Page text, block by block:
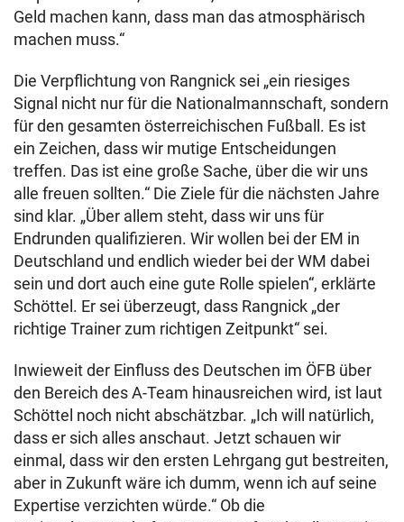
Geld machen kann, dass man das atmosphärisch
machen muss.“
Die Verpflichtung von Rangnick sei „ein riesiges
Signal nicht nur für die Nationalmannschaft, sondern
für den gesamten österreichischen Fußball. Es ist
ein Zeichen, dass wir mutige Entscheidungen
treffen. Das ist eine große Sache, über die wir uns
alle freuen sollten.“ Die Ziele für die nächsten Jahre
sind klar. „Über allem steht, dass wir uns für
Endrunden qualifizieren. Wir wollen bei der EM in
Deutschland und endlich wieder bei der WM dabei
sein und dort auch eine gute Rolle spielen“, erklärte
Schöttel. Er sei überzeugt, dass Rangnick „der
richtige Trainer zum richtigen Zeitpunkt“ sei.
Inwieweit der Einfluss des Deutschen im ÖFB über
den Bereich des A-Team hinausreichen wird, ist laut
Schöttel noch nicht abschätzbar. „Ich will natürlich,
dass er sich alles anschaut. Jetzt schauen wir
einmal, dass wir den ersten Lehrgang gut bestreiten,
aber in Zukunft wäre ich dumm, wenn ich auf seine
Expertise verzichten würde.“ Ob die